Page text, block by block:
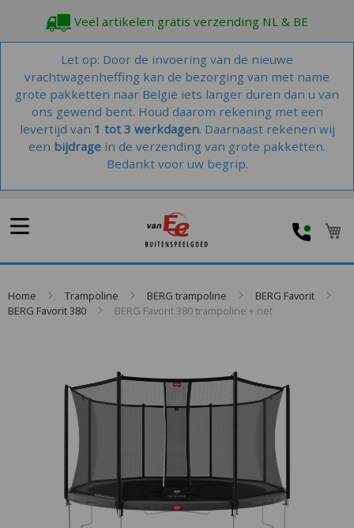
Veel artikelen gratis verzending NL & BE
Let op: Door de invoering van de nieuwe
vrachtwagenheffing kan de bezorging van met name
grote pakketten naar België iets langer duren dan u van
ons gewend bent. Houd daarom rekening met een
levertijd van 1 tot 3 werkdagen. Daarnaast rekenen wij
een bijdrage in de verzending van grote pakketten.
Bedankt voor uw begrip.
Home Trampoline BERG trampoline
BERG Favorit
BERG Favorit 380
BERG Favorit 380 trampoline + net